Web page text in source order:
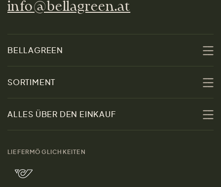
info@bellagreen.at
BELLAGREEN
Nachhaltigkeit
Kontakt
Marken
SORTIMENT
Damen
Herren
Wohnen
ALLES ÜBER DEN EINKAUF
LIEFERMÖGLICHKEITEN